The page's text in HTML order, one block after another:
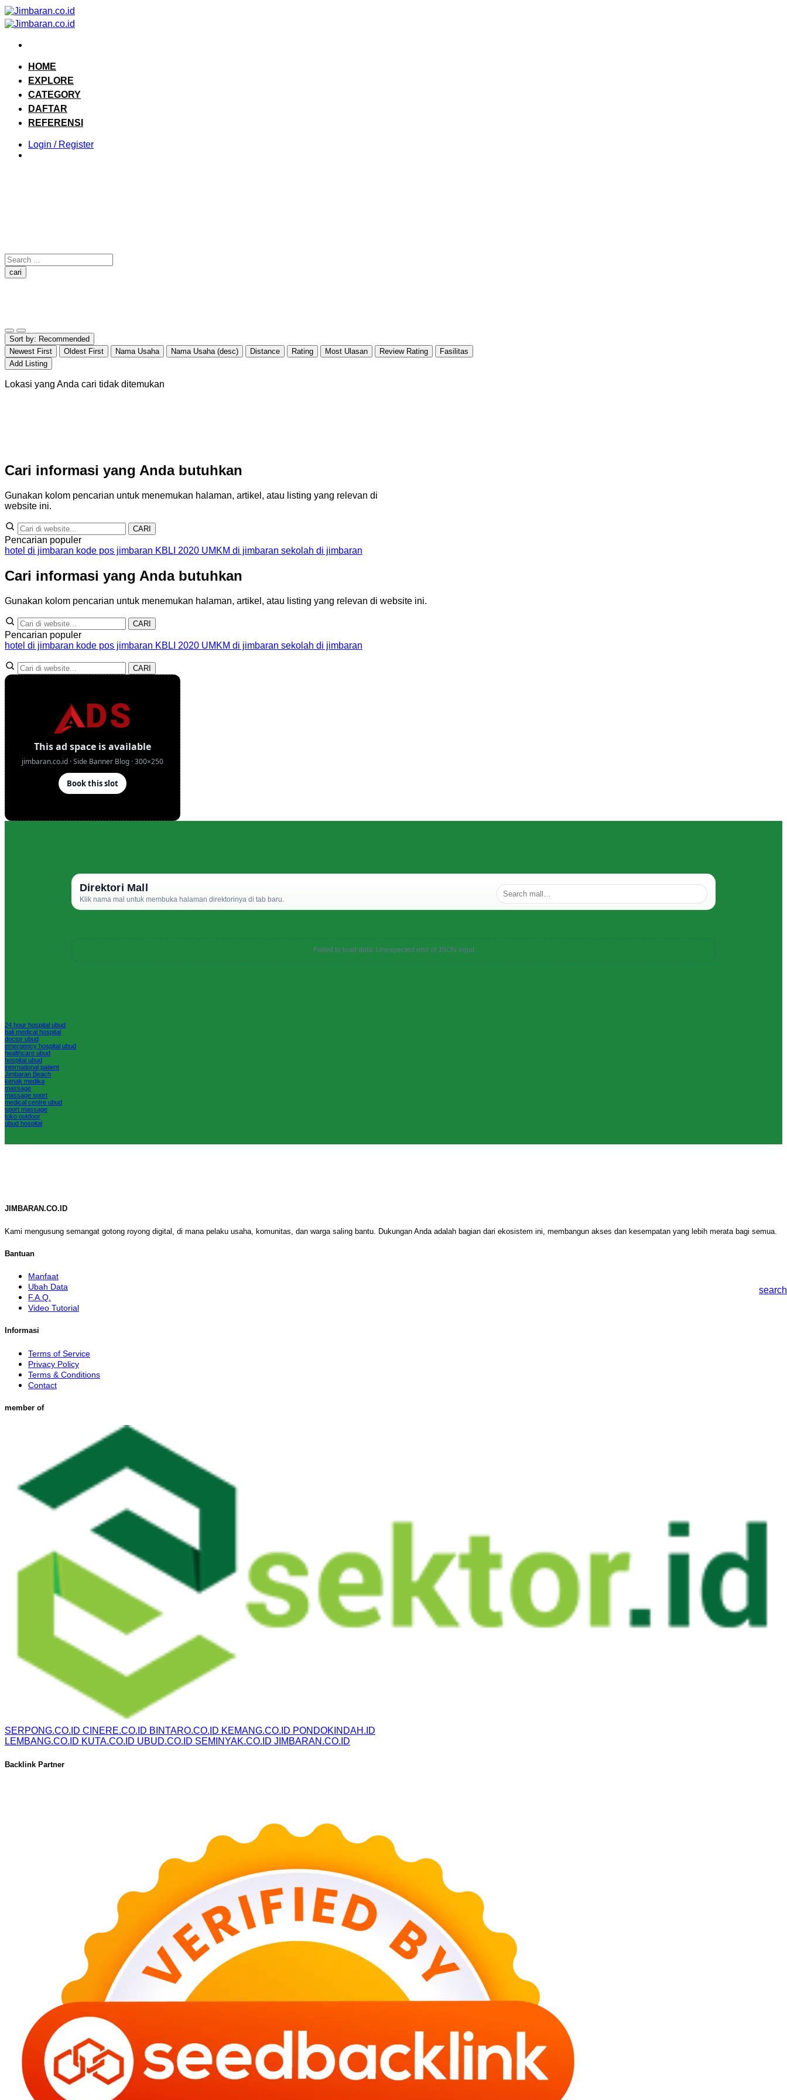
Skip
to
content
HOME
EXPLORE
CATEGORY
DAFTAR
REFERENSI
Login / Register
cari
Sort by: Recommended
Newest First
Oldest First Nama Usaha Nama Usaha (desc) Distance Rating Most Ulasan Review Rating
Fasilitas
Add Listing
Lokasi yang Anda cari tidak ditemukan
search
Cari informasi yang Anda butuhkan
Gunakan kolom pencarian untuk menemukan halaman, artikel, atau listing yang relevan di
website ini.
CARI
Pencarian populer
hotel di jimbaran kode pos jimbaran KBLI 2020 UMKM di jimbaran sekolah di jimbaran
Cari informasi yang Anda butuhkan
Gunakan kolom pencarian untuk menemukan halaman, artikel, atau listing yang relevan di website ini.
CARI
Pencarian populer
hotel di jimbaran kode pos jimbaran KBLI 2020 UMKM di jimbaran sekolah di jimbaran
CARI
Direktori Mall
Klik nama mal untuk membuka halaman direktorinya di tab baru.
Failed to load data: Unexpected end of JSON input
24 hour hospital ubud
bali medical hospital
doctor ubud
emergency hospital ubud
healthcare ubud
hospital ubud
international patient
Jimbaran Beach
kenak medika
massage
massage sport
medical centre ubud
sport massage
toko outdoor
ubud hospital
JIMBARAN.CO.ID
Kami mengusung semangat gotong royong digital, di mana pelaku usaha, komunitas, dan warga saling bantu. Dukungan Anda adalah bagian dari ekosistem ini, membangun akses dan kesempatan yang lebih merata bagi semua.
Bantuan
Manfaat
Ubah Data
F.A.Q.
Video Tutorial
Informasi
Terms of Service
Privacy Policy
Terms & Conditions
Contact
member of
SERPONG.CO.ID CINERE.CO.ID BINTARO.CO.ID KEMANG.CO.ID PONDOKINDAH.ID
LEMBANG.CO.ID KUTA.CO.ID UBUD.CO.ID SEMINYAK.CO.ID JIMBARAN.CO.ID
Backlink Partner